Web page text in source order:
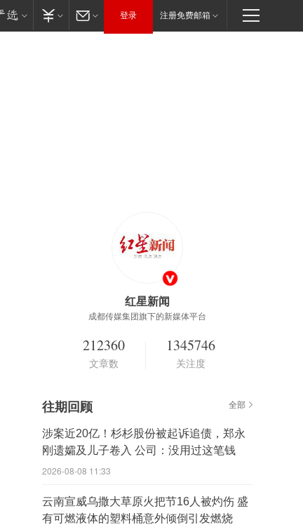
登录 注册免费邮箱
红星新闻
成都传媒集团旗下的新媒体平台
212360
文章数
1345746
关注度
往期回顾 全部
涉案近20亿！杉杉股份被起诉追债，郑永
刚遗孀及儿子卷入 公司：没用过这笔钱
2026-08-08 11:33
云南宣威乌撒大草原火把节16人被灼伤 盛
有可燃液体的塑料桶意外倾倒引发燃烧